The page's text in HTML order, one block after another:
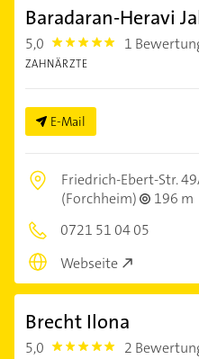
Baradaran-Heravi
5,0 5.0 1
ZAHNÄRZTE
E-Mail
Friedrich-Ebert-Str.
(Forchheim)
196 m
0721 51 04 05
Webseite
Brecht Ilona
5,0 5.0 2